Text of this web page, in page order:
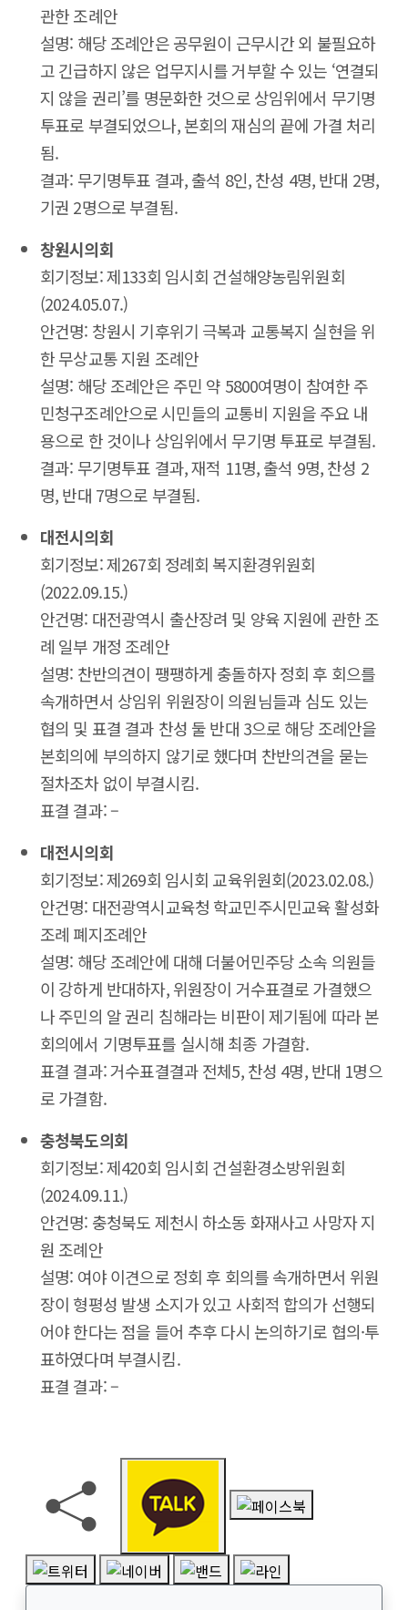
관한 조례안
설명: 해당 조례안은 공무원이 근무시간 외 불필요하
고 긴급하지 않은 업무지시를 거부할 수 있는 ‘연결되
지 않을 권리’를 명문화한 것으로 상임위에서 무기명
투표로 부결되었으나, 본회의 재심의 끝에 가결 처리
됨.
결과: 무기명투표 결과, 출석 8인, 찬성 4명, 반대 2명,
기권 2명으로 부결됨.
창원시의회
회기정보: 제133회 임시회 건설해양농림위원회
(2024.05.07.)
안건명: 창원시 기후위기 극복과 교통복지 실현을 위
한 무상교통 지원 조례안
설명: 해당 조례안은 주민 약 5800여명이 참여한 주
민청구조례안으로 시민들의 교통비 지원을 주요 내
용으로 한 것이나 상임위에서 무기명 투표로 부결됨.
결과: 무기명투표 결과, 재적 11명, 출석 9명, 찬성 2
명, 반대 7명으로 부결됨.
대전시의회
회기정보: 제267회 정례회 복지환경위원회
(2022.09.15.)
안건명: 대전광역시 출산장려 및 양육 지원에 관한 조
례 일부 개정 조례안
설명: 찬반의견이 팽팽하게 충돌하자 정회 후 회으를
속개하면서 상임위 위원장이 의원님들과 심도 있는
협의 및 표결 결과 찬성 둘 반대 3으로 해당 조례안을
본회의에 부의하지 않기로 했다며 찬반의견을 묻는
절차조차 없이 부결시킴.
표결 결과: –
대전시의회
회기정보: 제269회 임시회 교육위원회(2023.02.08.)
안건명: 대전광역시교육청 학교민주시민교육 활성화
조례 폐지조례안
설명: 해당 조례안에 대해 더불어민주당 소속 의원들
이 강하게 반대하자, 위원장이 거수표결로 가결했으
나 주민의 알 권리 침해라는 비판이 제기됨에 따라 본
회의에서 기명투표를 실시해 최종 가결함.
표결 결과: 거수표결결과 전체5, 찬성 4명, 반대 1명으
로 가결함.
충청북도의회
회기정보: 제420회 임시회 건설환경소방위원회
(2024.09.11.)
안건명: 충청북도 제천시 하소동 화재사고 사망자 지
원 조례안
설명: 여야 이견으로 정회 후 회의를 속개하면서 위원
장이 형평성 발생 소지가 있고 사회적 합의가 선행되
어야 한다는 점을 들어 추후 다시 논의하기로 협의·투
표하였다며 부결시킴.
표결 결과: –